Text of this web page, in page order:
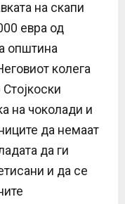
на скапи
евра од
општина
колега
на чоколади и
да немаат
да ги
и да се